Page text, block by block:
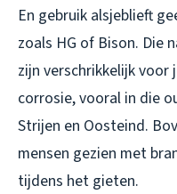
En gebruik alsjeblieft
zoals HG of Bison. Die
zijn verschrikkelijk voor
corrosie, vooral in die
Strijen en Oosteind.
mensen gezien met
tijdens het gieten.